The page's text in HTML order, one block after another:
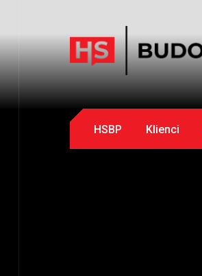
HSBP Klienci